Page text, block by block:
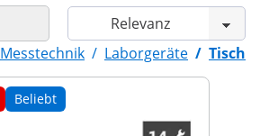
Messtechnik / Laborgeräte /
Beliebt